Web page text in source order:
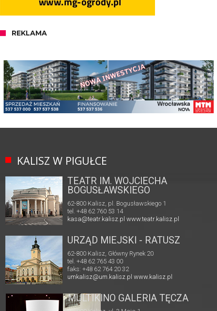
REKLAMA
KALISZ W PIGUŁCE
TEATR IM. WOJCIECHA
BOGUSŁAWSKIEGO
62-800 Kalisz, pl. Bogusławskiego 1
tel. +48 62 760 53 14
kasa@teatr.kalisz.pl www.teatr.kalisz.pl
URZĄD MIEJSKI - RATUSZ
62-800 Kalisz, Główny Rynek 20
tel. +48 62 765 43 00
faks: +48 62 764 20 32
umkalisz@um.kalisz.plwww.kalisz.pl
MULTIKINO GALERIA TĘCZA